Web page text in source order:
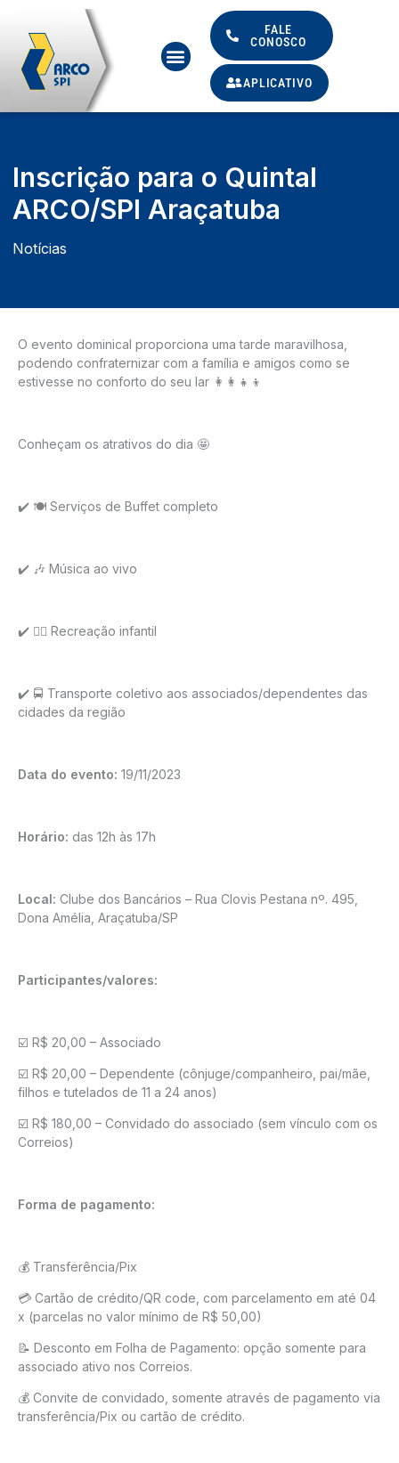
conteúdo
Menu
FALE
CONOSCO
APLICATIVO
Inscrição para o Quintal
ARCO/SPI Araçatuba
Notícias
O evento dominical proporciona uma tarde maravilhosa,
podendo confraternizar com a família e amigos como se
estivesse no conforto do seu lar 👩‍👩‍👧‍👦
Conheçam os atrativos do dia 🤩
✔️ 🍽️ Serviços de Buffet completo
✔️ 🎶 Música ao vivo
✔️ 🤹‍♂️ Recreação infantil
✔️ 🚍 Transporte coletivo aos associados/dependentes das
cidades da região
Data do evento: 19/11/2023
Horário: das 12h às 17h
Local: Clube dos Bancários – Rua Clovis Pestana nº. 495,
Dona Amélia, Araçatuba/SP
Participantes/valores:
☑️ R$ 20,00 – Associado
☑️ R$ 20,00 – Dependente (cônjuge/companheiro, pai/mãe,
filhos e tutelados de 11 a 24 anos)
☑️ R$ 180,00 – Convidado do associado (sem vínculo com os
Correios)
Forma de pagamento:
💰 Transferência/Pix
💳 Cartão de crédito/QR code, com parcelamento em até 04
x (parcelas no valor mínimo de R$ 50,00)
📝 Desconto em Folha de Pagamento: opção somente para
associado ativo nos Correios.
💰 Convite de convidado, somente através de pagamento via
transferência/Pix ou cartão de crédito.